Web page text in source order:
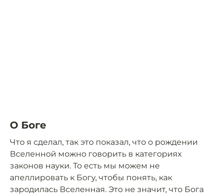
О Боге
Что я сделал, так это показал, что о рождении
Вселенной можно говорить в категориях
законов науки. То есть мы можем не
апеллировать к Богу, чтобы понять, как
зародилась Вселенная. Это не значит, что Бога